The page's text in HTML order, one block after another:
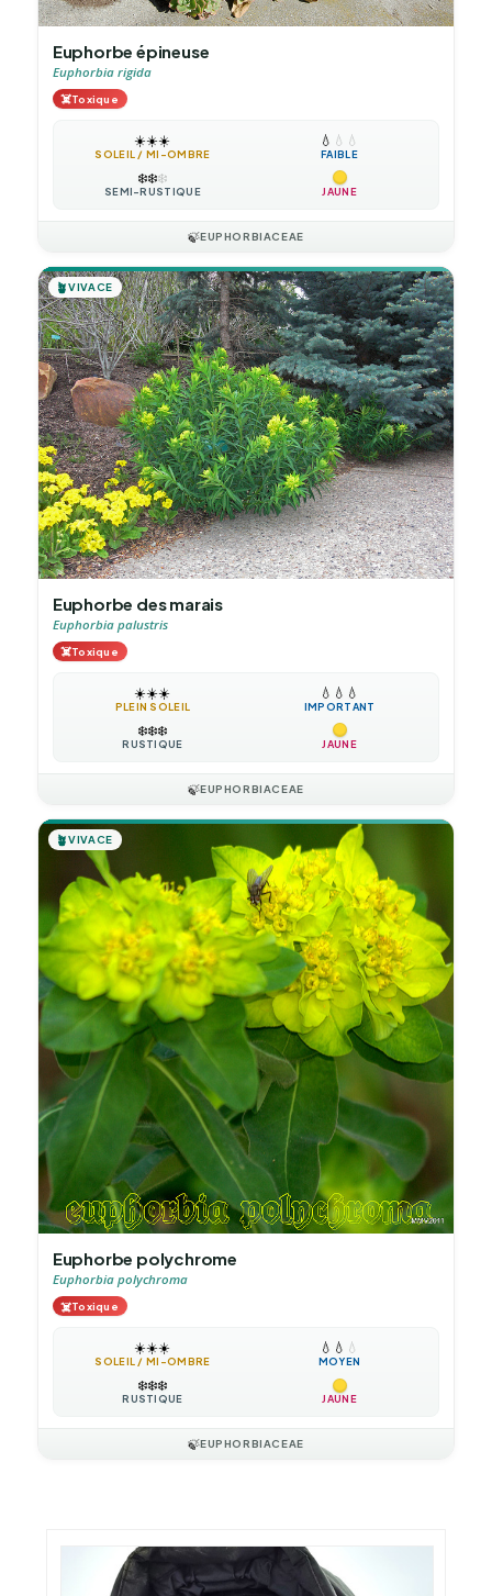
Euphorbe épineuse
Euphorbia rigida
☠️Toxique
☀️☀️☀️
SOLEIL / MI-OMBRE
💧 💧 💧
FAIBLE
❄️❄️❄️
SEMI-RUSTIQUE JAUNE
🍃EUPHORBIACEAE
🪴VIVACE
Euphorbe des marais
Euphorbia palustris
☠️Toxique
☀️☀️☀️
PLEIN SOLEIL
💧 💧 💧
IMPORTANT
❄️❄️❄️
RUSTIQUE JAUNE
🍃EUPHORBIACEAE
🪴VIVACE
Euphorbe polychrome
Euphorbia polychroma
☠️Toxique
☀️☀️☀️
SOLEIL / MI-OMBRE
💧 💧 💧
MOYEN
❄️❄️❄️
RUSTIQUE JAUNE
🍃EUPHORBIACEAE